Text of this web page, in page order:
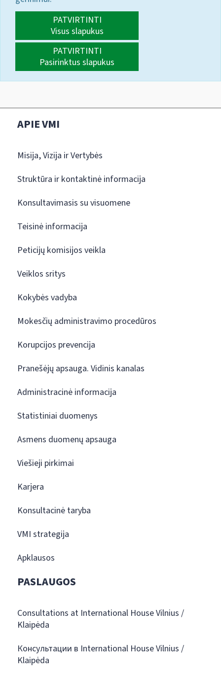
PATVIRTINTI
Visus slapukus
PATVIRTINTI
Pasirinktus slapukus
APIE VMI
Misija, Vizija ir Vertybės
Struktūra ir kontaktinė informacija
Konsultavimasis su visuomene
Teisinė informacija
Peticijų komisijos veikla
Veiklos sritys
Kokybės vadyba
Mokesčių administravimo procedūros
Korupcijos prevencija
Pranešėjų apsauga. Vidinis kanalas
Administracinė informacija
Statistiniai duomenys
Asmens duomenų apsauga
Viešieji pirkimai
Karjera
Konsultacinė taryba
VMI strategija
Apklausos
PASLAUGOS
Consultations at International House Vilnius /
Klaipėda
Консультации в International House Vilnius /
Klaipėda